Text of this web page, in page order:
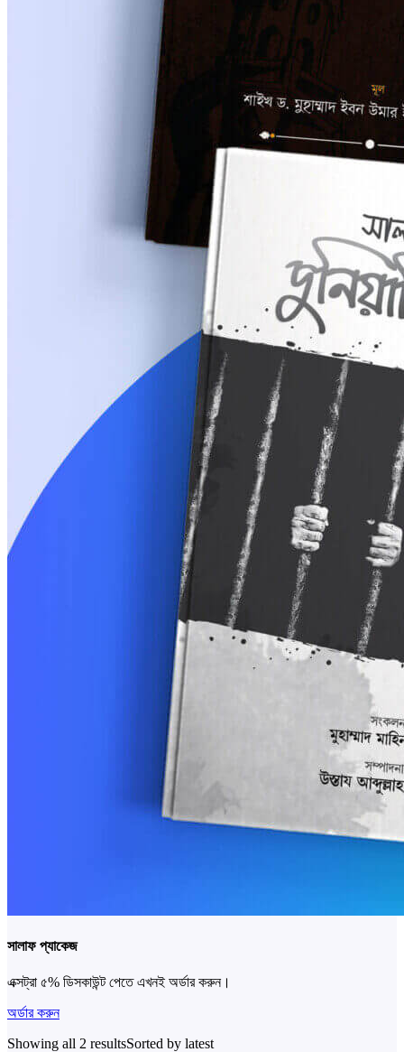
সালাফ প্যাকেজ
এক্সট্রা ৫% ডিসকাউন্ট পেতে এখনই অর্ডার করুন।
অর্ডার করুন
Showing all 2 resultsSorted by latest